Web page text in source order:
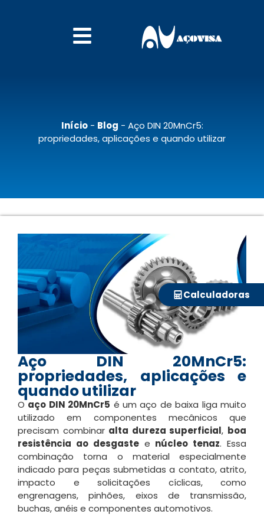
Início- Blog - Aço DIN 20MnCr5:
propriedades, aplicações e quando utilizar
Aço DIN 20MnCr5:
propriedades, aplicações e
quando utilizar
Oaço DIN 20MnCr5 é um aço de baixa liga muito
utilizado em componentes mecânicos que
precisam combinar alta dureza superficial, boa
resistência ao desgastee núcleo tenaz. Essa
combinação torna o material especialmente
indicado para peças submetidas a contato, atrito,
impacto e solicitações cíclicas, como
engrenagens, pinhões, eixos de transmissão,
buchas, anéis e componentes automotivos.
Calculadoras